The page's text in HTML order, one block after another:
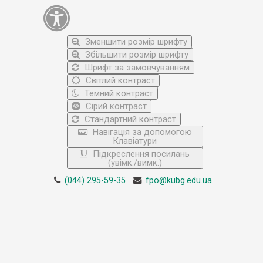
Зменшити розмір шрифту
Збільшити розмір шрифту
Шрифт за замовчуванням
Світлий контраст
Темний контраст
Сірий контраст
Стандартний контраст
Навігація за допомогою
Клавіатури
Підкреслення посилань
(увімк./вимк.)
(044) 295-59-35 fpo@kubg.edu.ua